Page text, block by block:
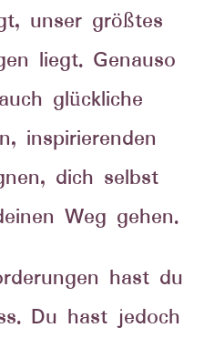
unser größtes
liegt. Genauso
glückliche
inspirierenden
dich selbst
Weg gehen.
hast du
Du hast jedoch